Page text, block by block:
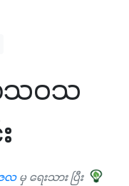
သဝသ
လမှ ရေးသား ပြီး